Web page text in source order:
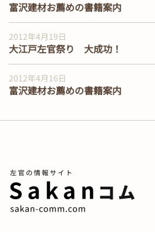
富沢建材お薦めの書籍案内
2012年4月19日
大江戸左官祭り 大成功！
2012年4月16日
富沢建材お薦めの書籍案内